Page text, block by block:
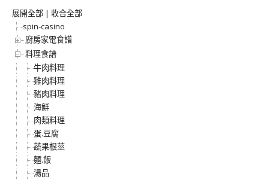
展開全部 | 收合全部
spin-casino
廚房家電食譜
料理食譜
牛肉料理
雞肉料理
豬肉料理
海鮮
肉類料理
蛋.豆腐
蔬果根莖
麵.飯
湯品